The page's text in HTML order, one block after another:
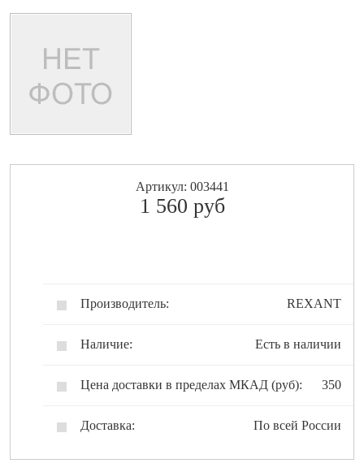
Артикул: 003441
1 560 pуб
Производитель: REXANT
Наличие: Есть в наличии
Цена доставки в пределах МКАД (руб): 350
Доставка: По всей России